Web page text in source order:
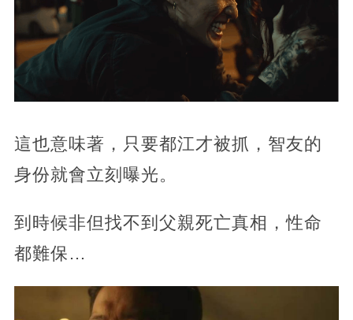
這也意味著，只要都江才被抓，智友的
身份就會立刻曝光。
到時候非但找不到父親死亡真相，性命
都難保…